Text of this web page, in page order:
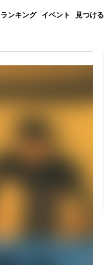
ランキング イベント 見つける